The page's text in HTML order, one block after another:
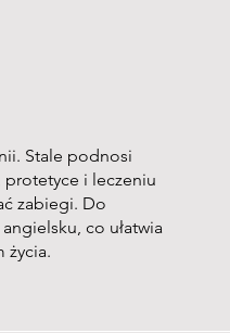
Stale podnosi
protetyce i leczeniu
zabiegi. Do
co ułatwia
życia.